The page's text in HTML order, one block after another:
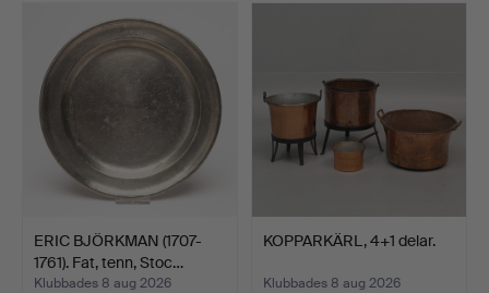
ERIC BJÖRKMAN (1707-
1761). Fat, tenn, Stoc…
Klubbades 8 aug 2026
KOPPARKÄRL, 4+1 delar.
Klubbades 8 aug 2026